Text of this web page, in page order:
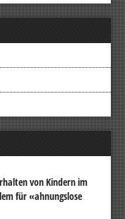
von Kindern im
für «ahnungslose